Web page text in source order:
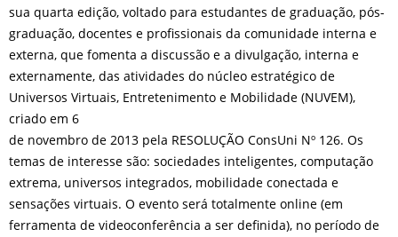
sua quarta edição, voltado para estudantes de graduação, pós-
graduação, docentes e profissionais da comunidade interna e
externa, que fomenta a discussão e a divulgação, interna e
externamente, das atividades do núcleo estratégico de
Universos Virtuais, Entretenimento e Mobilidade (NUVEM),
criado em 6
de novembro de 2013 pela RESOLUÇÃO ConsUni Nº 126. Os
temas de interesse são: sociedades inteligentes, computação
extrema, universos integrados, mobilidade conectada e
sensações virtuais. O evento será totalmente online (em
ferramenta de videoconferência a ser definida), no período de